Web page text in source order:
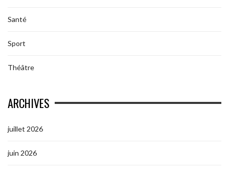
Santé
Sport
Théâtre
ARCHIVES
juillet 2026
juin 2026